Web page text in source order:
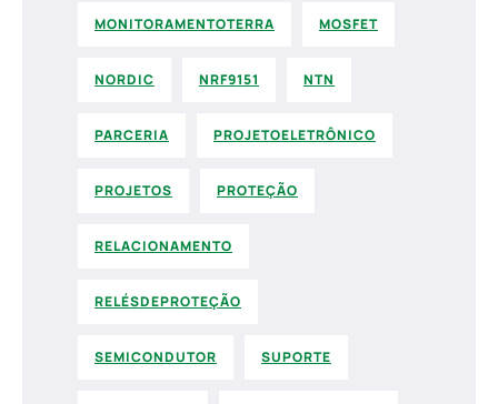
MONITORAMENTOTERRA MOSFET
NORDIC NRF9151 NTN
PARCERIA PROJETOELETRÔNICO
PROJETOS PROTEÇÃO
RELACIONAMENTO
RELÉSDEPROTEÇÃO
SEMICONDUTOR SUPORTE